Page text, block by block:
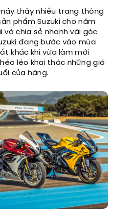
thấy nhiều trang thông
phẩm Suzuki cho năm
và chia sẻ nhanh vài góc
đang bước vào mùa
khác khi vừa làm mới
léo khai thác những giá
của hãng.